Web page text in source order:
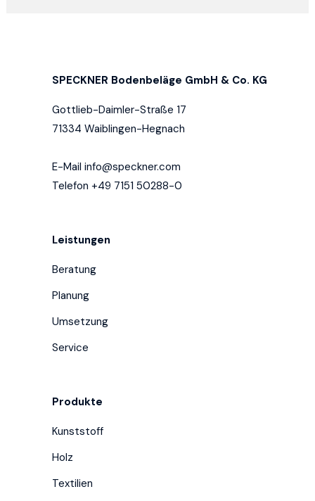
SPECKNER Bodenbeläge GmbH & Co. KG
Gottlieb-Daimler-Straße 17
71334 Waiblingen-Hegnach
E-Mail info@speckner.com
Telefon +49 7151 50288-0
Leistungen
Beratung
Planung
Umsetzung
Service
Produkte
Kunststoff
Holz
Textilien